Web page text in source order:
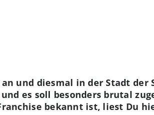
und diesmal in der Stadt der
und es soll besonders brutal
bekannt ist, liest Du